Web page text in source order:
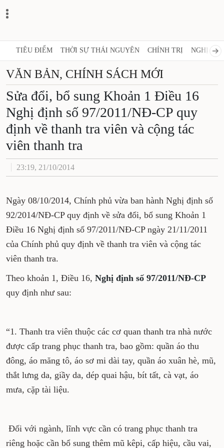
TIÊU ĐIỂM THỜI SỰ THÁI NGUYÊN CHÍNH TRỊ NGHỊ
VĂN BẢN, CHÍNH SÁCH MỚI
Sửa đổi, bổ sung Khoản 1 Điều 16
Nghị định số 97/2011/NĐ-CP quy
định về thanh tra viên và cộng tác
viên thanh tra
23:19, 21/10/2014
Ngày 08/10/2014, Chính phủ vừa ban hành Nghị định số
92/2014/NĐ-CP quy định về sửa đổi, bổ sung Khoản 1
Điều 16 Nghị định số 97/2011/NĐ-CP ngày 21/11/2011
của Chính phủ quy định về thanh tra viên và cộng tác
viên thanh tra.
Theo khoản 1, Điều 16, Nghị định số 97/2011/NĐ-CP
quy định như sau:
“1. Thanh tra viên thuộc các cơ quan thanh tra nhà nước
được cấp trang phục thanh tra, bao gồm: quần áo thu
đông, áo măng tô, áo sơ mi dài tay, quần áo xuân hè, mũ,
thắt lưng da, giầy da, dép quai hậu, bít tất, cà vạt, áo
mưa, cặp tài liệu.
Đối với ngành, lĩnh vực cần có trang phục thanh tra
riêng hoặc cần bổ sung thêm mũ kêpi, cấp hiệu, cầu vai,